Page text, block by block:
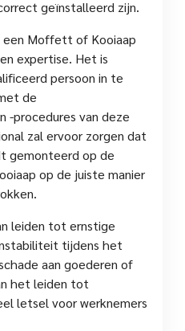
geïnstalleerd zijn.
Moffett of Kooiaap
expertise. Het is
persoon in te
de
-procedures van deze
zal ervoor zorgen dat
gemonteerd op de
op de juiste manier
leiden tot ernstige
tijdens het
aan goederen of
het leiden tot
letsel voor werknemers